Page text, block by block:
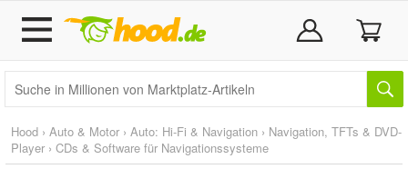
Hood › Auto & Motor › Auto: Hi-Fi & Navigation › Navigation, TFTs & DVD-
Player › CDs & Software für Navigationssysteme